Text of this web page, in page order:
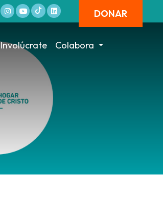
DONAR
Involúcrate Colabora